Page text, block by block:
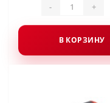
- +
В КОРЗИНУ